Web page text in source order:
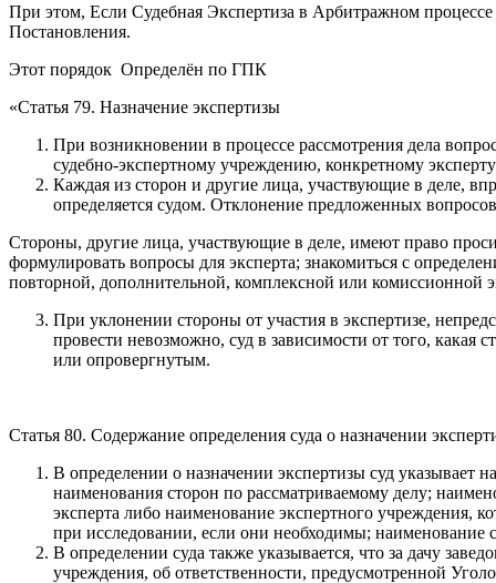
При этом, Если Судебная Экспертиза в Арбитражном
Постановления.
Этот порядок Определён по ГПК
«Статья 79. Назначение экспертизы
При возникновении в процессе рассмотрения дела
судебно-экспертному учреждению, конкретному
Каждая из сторон и другие лица, участвующие в деле,
определяется судом. Отклонение предложенных
Стороны, другие лица, участвующие в деле, имеют право
формулировать вопросы для эксперта; знакомиться с
повторной, дополнительной, комплексной или комиссионной
При уклонении стороны от участия в экспертизе,
провести невозможно, суд в зависимости от того, какая
или опровергнутым.
Статья 80. Содержание определения суда о назначении
В определении о назначении экспертизы суд указывает
наименования сторон по рассматриваемому делу;
эксперта либо наименование экспертного учреждения,
при исследовании, если они необходимы; наименование
В определении суда также указывается, что за дачу
учреждения, об ответственности, предусмотренной